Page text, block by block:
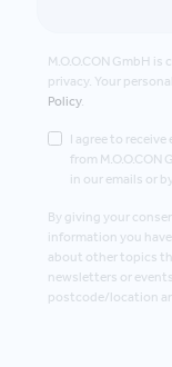
M.O.O.CON GmbH
privacy. Your
Policy.
I agree to receive
from
in our emails or
By giving your
information you
about other topics
newsletters or
postcode/location